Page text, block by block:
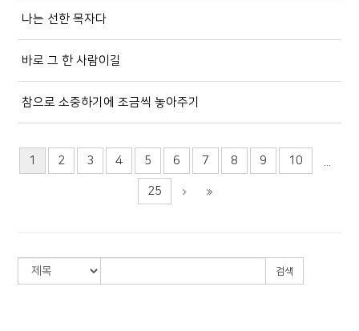
나는 선한 목자다
바로 그 한 사람이길
참으로 소중하기에 조금씩 놓아주기
1 2 3 4 5 6 7 8 9 10
25
검색